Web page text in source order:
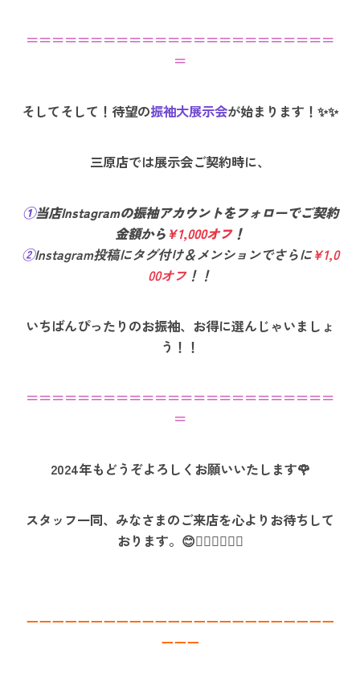
＝＝＝＝＝＝＝＝＝＝＝＝＝＝＝＝＝＝＝＝＝＝＝＝
＝
そしてそして！待望の振袖大展示会が始まります！✨✨
三原店では展示会ご契約時に、
①当店Instagramの振袖アカウントをフォローでご契約
金額から¥1,000オフ！
②Instagram投稿にタグ付け＆メンションでさらに¥1,0
00オフ！！
いちばんぴったりのお振袖、お得に選んじゃいましょ
う！！
＝＝＝＝＝＝＝＝＝＝＝＝＝＝＝＝＝＝＝＝＝＝＝＝
＝
2024年もどうぞよろしくお願いいたします🌹
スタッフ一同、みなさまのご来店を心よりお待ちして
おります。😊🤸🏻‍♀️🏋🏻‍♂️
ーーーーーーーーーーーーーーーーーーーーーーーー
ーーー